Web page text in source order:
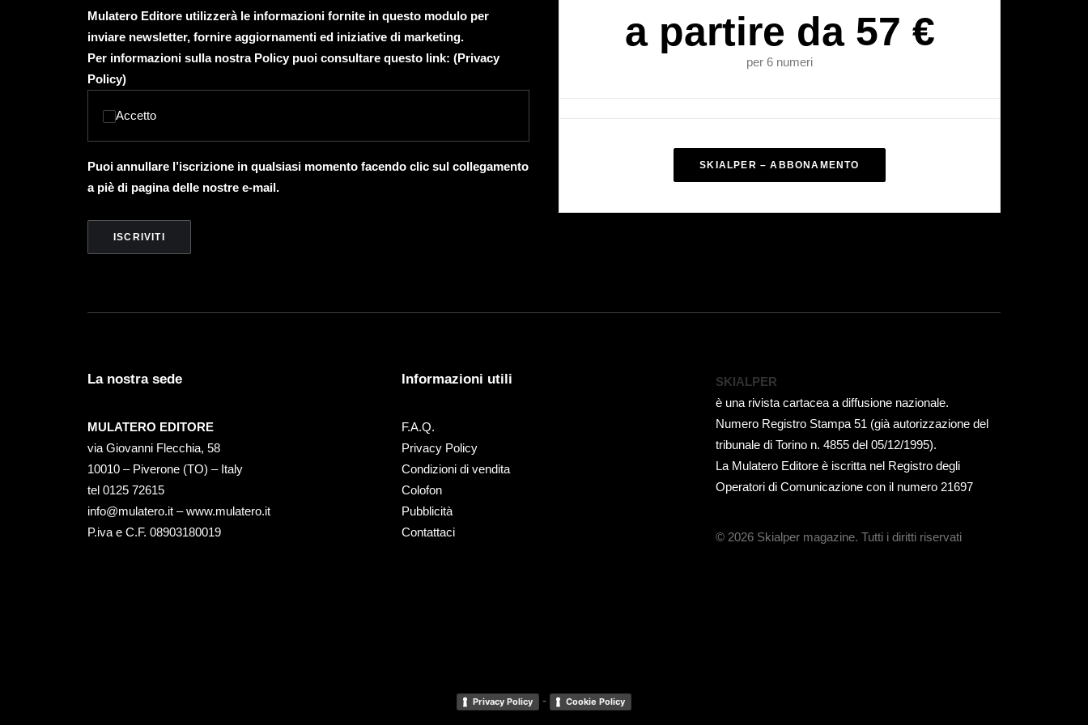
Mulatero Editore utilizzerà le informazioni fornite in questo modulo per
inviare newsletter, fornire aggiornamenti ed iniziative di marketing.
Per informazioni sulla nostra Policy puoi consultare questo link: (Privacy
Policy)
Accetto
Puoi annullare l’iscrizione in qualsiasi momento facendo clic sul collegamento
a piè di pagina delle nostre e-mail.
a partire da 57 €
per 6 numeri
SKIALPER – ABBONAMENTO
La nostra sede
MULATERO EDITORE
via Giovanni Flecchia, 58
10010 – Piverone (TO) – Italy
tel ‭0125 72615‬
info@mulatero.it –www.mulatero.it
P.iva e C.F. 08903180019
Informazioni utili
F.A.Q.
Privacy Policy
Condizioni di vendita
Colofon
Pubblicità
Contattaci
SKIALPER
è una rivista cartacea a diffusione nazionale.
Numero Registro Stampa 51 (già autorizzazione del
tribunale di Torino n. 4855 del 05/12/1995).
La Mulatero Editore è iscritta nel Registro degli
Operatori di Comunicazione con il numero 21697
© 2026 Skialper magazine. Tutti i diritti riservati
Privacy Policy - Cookie Policy